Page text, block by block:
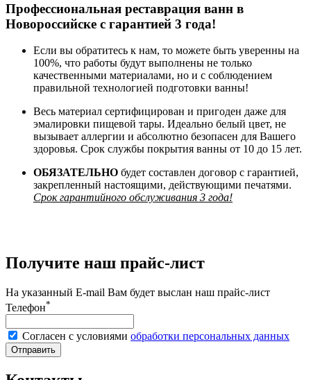
Профессиональная реставрация ванн в
Новороссийске с гарантией 3 года!
Если вы обратитесь к нам, то можете быть уверенны на
100%, что работы будут выполнены не только
качественными материалами, но и с соблюдением
правильной технологией подготовки ванны!
Весь материал сертифицирован и пригоден даже для
эмалировки пищевой тары. Идеально белый цвет, не
вызывает аллергии и абсолютно безопасен для Вашего
здоровья. Срок службы покрытия ванны от 10 до 15 лет.
ОБЯЗАТЕЛЬНО будет составлен договор с гарантией,
закрепленный настоящими, действующими печатями.
Срок гарантийного обслуживания 3 года!
Получите наш прайс-лист
На указанный E-mail Вам будет выслан наш прайс-лист
Телефон*
Согласен с условиями обработки персональных данных
Отправить